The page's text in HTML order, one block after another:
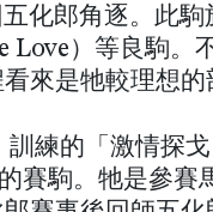
化郎角逐。此駒
Love）等良駒。
來是牠較理想的
練的「激情探戈
賽駒。牠是參賽